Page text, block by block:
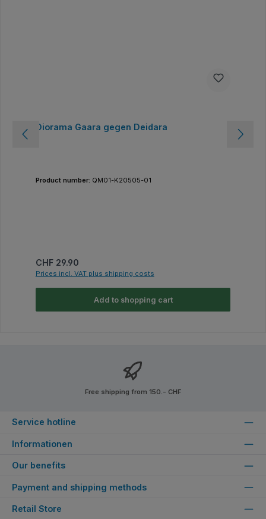
Diorama Gaara gegen Deidara
Product number: QM01-K20505-01
Regular price:
CHF 29.90
Prices incl. VAT plus shipping costs
Add to shopping cart
Free shipping from 150.- CHF
Service hotline
Informationen
Our benefits
Payment and shipping methods
Retail Store